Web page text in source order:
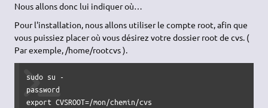
Nous allons donc lui indiquer où…
Pour l'installation, nous allons utiliser le compte root, afin que
vous puissiez placer où vous désirez votre dossier root de cvs. (
Par exemple, /home/rootcvs ).
sudo su -
password
export CVSROOT=/mon/chemin/cvs